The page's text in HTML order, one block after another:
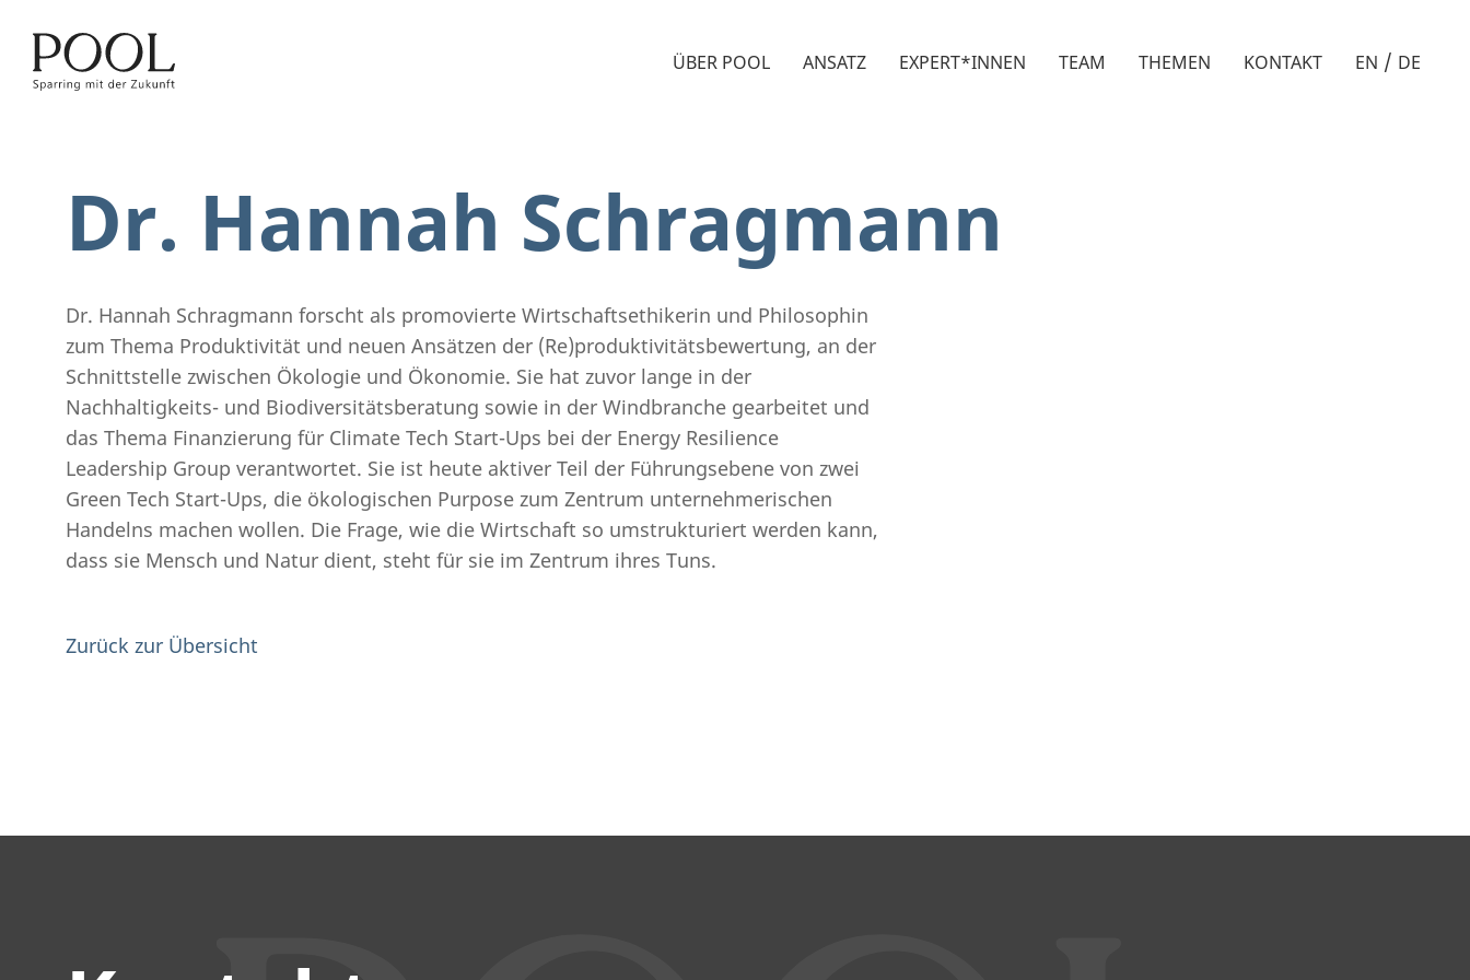
ÜBER POOL ANSATZ EXPERT*INNEN TEAM THEMEN KONTAKT EN / DE
Dr. Hannah Schragmann
Dr. Hannah Schragmann forscht als promovierte Wirtschaftsethikerin und Philosophin
zum Thema Produktivität und neuen Ansätzen der (Re)produktivitätsbewertung, an der
Schnittstelle zwischen Ökologie und Ökonomie. Sie hat zuvor lange in der
Nachhaltigkeits- und Biodiversitätsberatung sowie in der Windbranche gearbeitet und
das Thema Finanzierung für Climate Tech Start-Ups bei der Energy Resilience
Leadership Group verantwortet. Sie ist heute aktiver Teil der Führungsebene von zwei
Green Tech Start-Ups, die ökologischen Purpose zum Zentrum unternehmerischen
Handelns machen wollen. Die Frage, wie die Wirtschaft so umstrukturiert werden kann,
dass sie Mensch und Natur dient, steht für sie im Zentrum ihres Tuns.
Zurück zur Übersicht